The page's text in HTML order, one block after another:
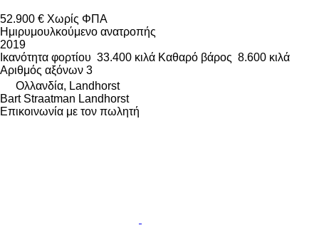
52.900 € Χωρίς ΦΠΑ
Ημιρυμουλκούμενο ανατροπής
2019
Ικανότητα φορτίου 33.400 κιλά Καθαρό βάρος 8.600 κιλά
Αριθμός αξόνων 3
Ολλανδία, Landhorst
Bart Straatman Landhorst
Επικοινωνία με τον πωλητή